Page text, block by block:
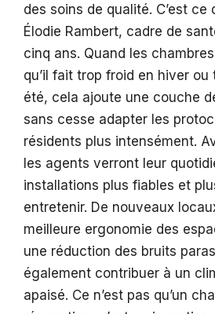
des soins de qualité. C’est ce
Élodie Rambert, cadre de
cinq ans. Quand les
qu’il fait trop froid en hiver ou
été, cela ajoute une couche
sans cesse adapter les
résidents plus intensément.
les agents verront leur
installations plus fiables et
entretenir. De nouveaux
meilleure ergonomie des
une réduction des bruits
également contribuer à un
apaisé. Ce n’est pas qu’un